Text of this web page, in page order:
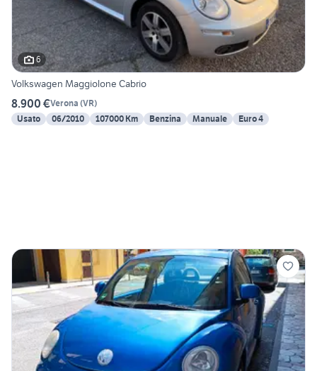
6
Volkswagen Maggiolone Cabrio
8.900 €Verona (VR)
Usato
06/2010 107000 Km Benzina Manuale Euro 4